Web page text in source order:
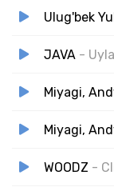
Ulug'bek
JAVA -
Miyagi,
Miyagi,
WOODZ -